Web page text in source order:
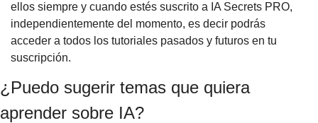
ellos siempre y cuando estés suscrito a IA Secrets PRO,
independientemente del momento, es decir podrás
acceder a todos los tutoriales pasados y futuros en tu
suscripción.
¿Puedo sugerir temas que quiera
aprender sobre IA?